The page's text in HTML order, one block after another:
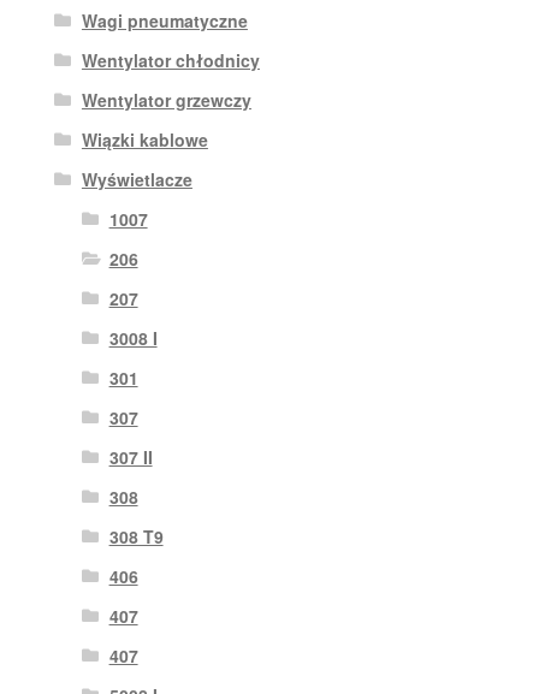
Wagi pneumatyczne
Wentylator chłodnicy
Wentylator grzewczy
Wiązki kablowe
Wyświetlacze
1007
206
207
3008 I
301
307
307 II
308
308 T9
406
407
407